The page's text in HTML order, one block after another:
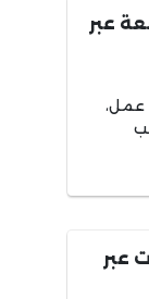
عبر
عمل،
عبر